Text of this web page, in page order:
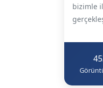
bizimle